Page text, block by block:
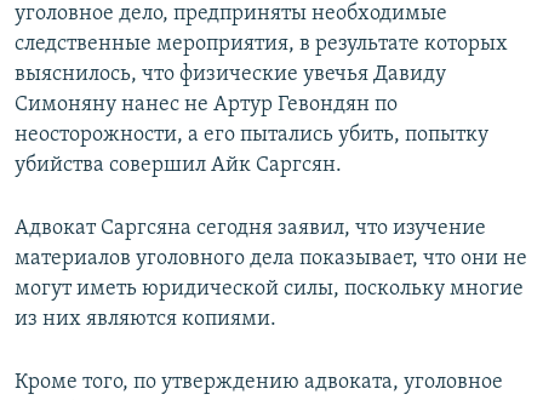
уголовное дело, предприняты необходимые
следственные мероприятия, в результате которых
выяснилось, что физические увечья Давиду
Симоняну нанес не Артур Гевондян по
неосторожности, а его пытались убить, попытку
убийства совершил Айк Саргсян.
Адвокат Саргсяна сегодня заявил, что изучение
материалов уголовного дела показывает, что они не
могут иметь юридической силы, поскольку многие
из них являются копиями.
Кроме того, по утверждению адвоката, уголовное